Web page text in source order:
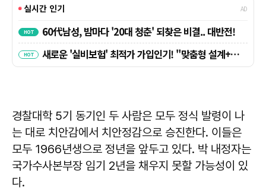
경찰대학 5기 동기인 두 사람은 모두 정식 발령이 나
는 대로 치안감에서 치안정감으로 승진한다. 이들은
모두 1966년생으로 정년을 앞두고 있다. 박 내정자는
국가수사본부장 임기 2년을 채우지 못할 가능성이 있
다.